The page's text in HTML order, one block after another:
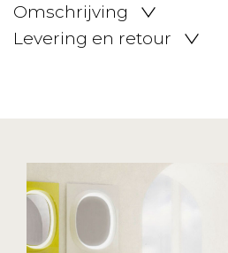
Omschrijving
Levering en retour